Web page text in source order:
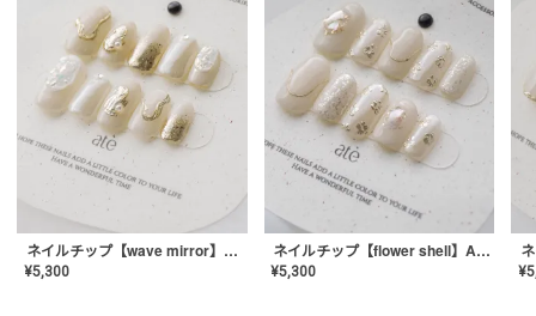
ネイルチップ【wave mirror】AE-CONA-04
¥5,300
ネイルチップ【flower shell】AE-CONA-03
¥5,300 ¥